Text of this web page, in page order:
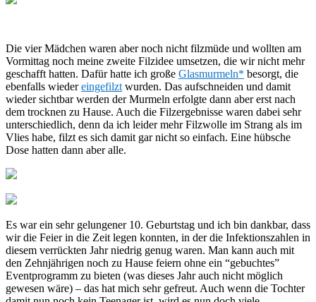
Die vier Mädchen waren aber noch nicht filzmüde und wollten am
Vormittag noch meine zweite Filzidee umsetzen, die wir nicht mehr
geschafft hatten. Dafür hatte ich große Glasmurmeln* besorgt, die
ebenfalls wiedereingefilzt wurden. Das aufschneiden und damit
wieder sichtbar werden der Murmeln erfolgte dann aber erst nach
dem trocknen zu Hause. Auch die Filzergebnisse waren dabei sehr
unterschiedlich, denn da ich leider mehr Filzwolle im Strang als im
Vlies habe, filzt es sich damit gar nicht so einfach. Eine hübsche
Dose hatten dann aber alle.
Es war ein sehr gelungener 10. Geburtstag und ich bin dankbar, dass
wir die Feier in die Zeit legen konnten, in der die Infektionszahlen in
diesem verrückten Jahr niedrig genug waren. Man kann auch mit
den Zehnjährigen noch zu Hause feiern ohne ein “gebuchtes”
Eventprogramm zu bieten (was dieses Jahr auch nicht möglich
gewesen wäre) – das hat mich sehr gefreut. Auch wenn die Tochter